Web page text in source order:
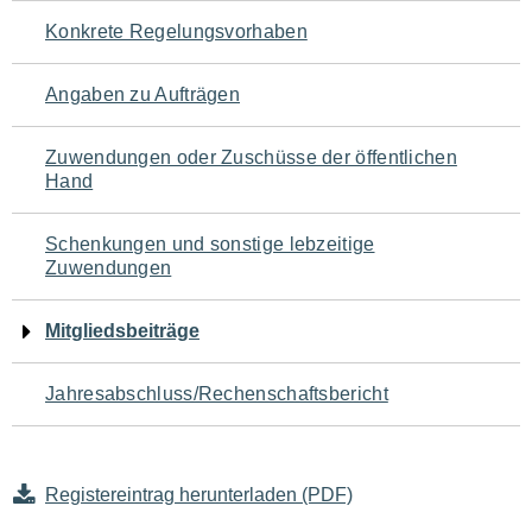
Seiteninhalt
Konkrete Regelungsvorhaben
Angaben zu Aufträgen
Zuwendungen oder Zuschüsse der öffentlichen
Hand
Schenkungen und sonstige lebzeitige
Zuwendungen
Mitgliedsbeiträge
Jahresabschluss/Rechenschaftsbericht
Registereintrag herunterladen (PDF)